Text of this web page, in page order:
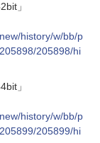
」
history/w/bb/p
205898/hi
」
history/w/bb/p
205899/hi